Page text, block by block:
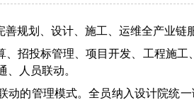
规划、设计、施工、运维全产业
招投标管理、项目开发、工程施
人员联动。
的管理模式。全员纳入设计院统